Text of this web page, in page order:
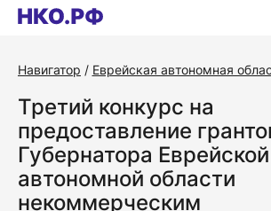
Навигатор Еврейская автономная
Третий конкурс на
предоставление
Губернатора Еврейской
автономной области
некоммерческим